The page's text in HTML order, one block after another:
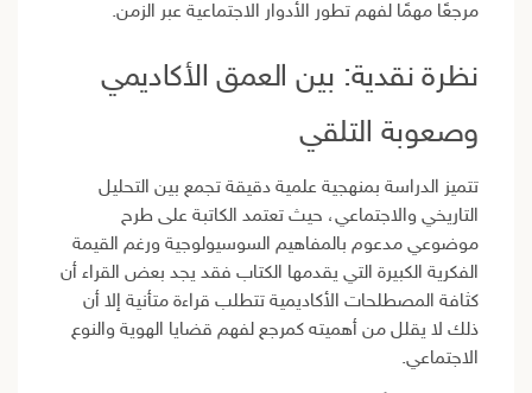
مرجعًا مهمًا لفهم تطور الأدوار الاجتماعية عبر الزمن.
نظرة نقدية: بين العمق الأكاديمي
وصعوبة التلقي
تتميز الدراسة بمنهجية علمية دقيقة تجمع بين التحليل
التاريخي والاجتماعي، حيث تعتمد الكاتبة على طرح
موضوعي مدعوم بالمفاهيم السوسيولوجية ورغم القيمة
الفكرية الكبيرة التي يقدمها الكتاب فقد يجد بعض القراء أن
كثافة المصطلحات الأكاديمية تتطلب قراءة متأنية إلا أن
ذلك لا يقلل من أهميته كمرجع لفهم قضايا الهوية والنوع
الاجتماعي.